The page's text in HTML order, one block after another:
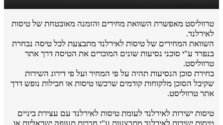
טרווליסט מאפשרת השוואת מחירים והזמנה מאובטחת של טיסות
לאירלנד.
השוואת המחירים של טיסות לאירלנד מתבצעת לכל טיסה נבחרת
בנפרד ע"י סוכני נסיעות שונים המוכרים את הטיסה דרך אתר
טרווליסט.
בחירת סוכן הנסיעות תהיה על פי המחיר ועל פי דירוג השירות
שקיבל הסוכן מלקוחות קודמים שרכשו טיסות או חבילות נופש דרך
אתר טרווליסט.
טיסות ישירות לאירלנד לעומת טיסות לאירלנד עם עצירת ביניים